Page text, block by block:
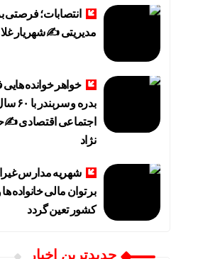
انتصابات؛ فرصتی
مدیریتی ✍ شهریار
خواهر خوانده
بدره و
اجتماعی اقتصادی
نژاد
شهریه مدارس
بر توان مالی خانواده
کشور تعین گردد
جديدترين اخبار